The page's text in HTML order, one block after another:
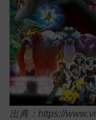
出典：https://